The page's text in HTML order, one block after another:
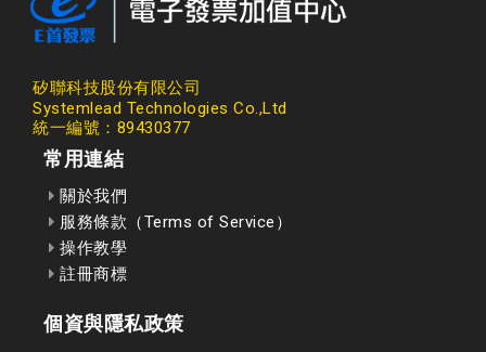
矽聯科技股份有限公司
Systemlead Technologies Co.,Ltd
統一編號：89430377
常用連結
關於我們
服務條款（Terms of Service）
操作教學
註冊商標
個資與隱私政策